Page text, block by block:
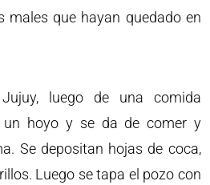
males que hayan quedado en
luego de una comida
un hoyo y se da de comer y
Se depositan hojas de coca,
Luego se tapa el pozo con